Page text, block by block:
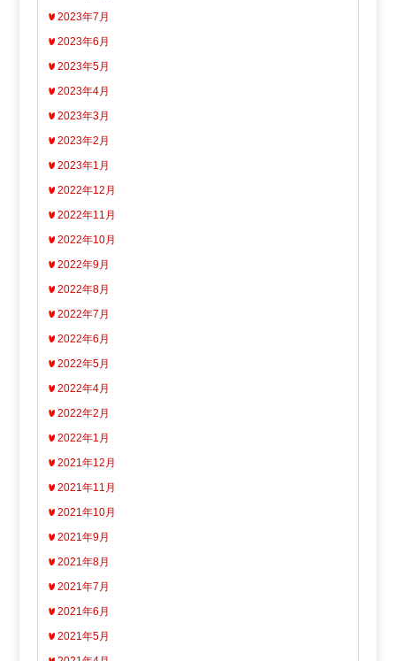
2023年7月
2023年6月
2023年5月
2023年4月
2023年3月
2023年2月
2023年1月
2022年12月
2022年11月
2022年10月
2022年9月
2022年8月
2022年7月
2022年6月
2022年5月
2022年4月
2022年2月
2022年1月
2021年12月
2021年11月
2021年10月
2021年9月
2021年8月
2021年7月
2021年6月
2021年5月